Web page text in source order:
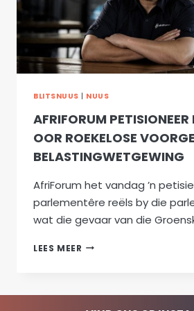
BLITSNUUS | NUUS
AFRIFORUM PETISIONEER
OOR ROEKELOSE
BELASTINGWETGEWING
AfriForum het vandag ’n
parlementêre reëls by die
wat die gevaar van die
LEES MEER AFRIFORUM